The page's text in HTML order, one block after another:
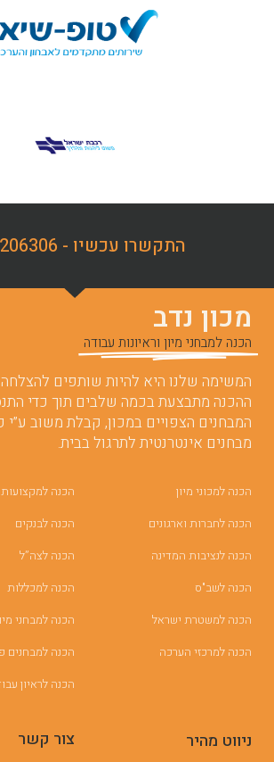
התקשרו עכשיו - 03-6206306
מכון נדב
הכנה למבחני מיון וראיונות עבודה
המשימה שלנו היא להיות שותפים
ההכנה מתבצעת בכמה שלבים תוך כדי
המבחנים הצפויים במכון, קבלת משוב ע”י
מבחנים אינטרנטית לתרגול בבית.
הכנה למכוני מיון
הכנה לחברות וארגונים
הכנה לנציבות המדינה
הכנה לשב"ס
הכנה למשטרת ישראל
הכנה למרכזי הערכה
הכנה
הכנה לבנקים
הכנה לצה”ל
הכנה למכללות
הכנה למבחני
הכנה למבחנים
הכנה לראיון
ניווט מהיר צור קשר